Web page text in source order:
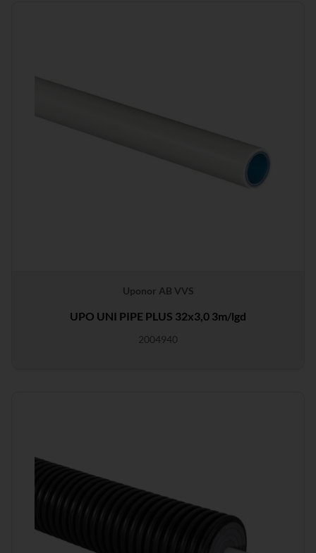
Uponor AB VVS
UPO UNI PIPE PLUS 32x3,0 3m/lgd
2004940